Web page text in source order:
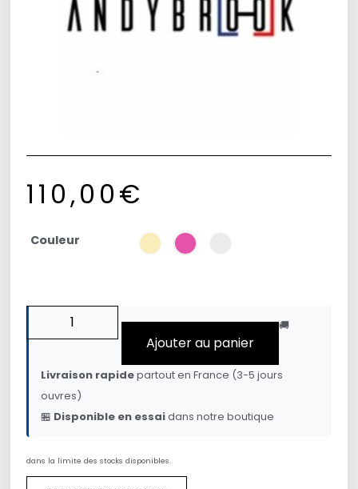
110,00€
Couleur
Ajouter au panier
🚚
Livraison rapidepartout en France (3-5 jours
ouvres)
🏪 Disponible en essaidans notre boutique
dans la limite des stocks disponibles.